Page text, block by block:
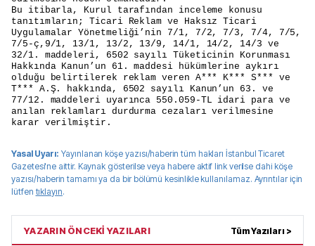
Bu itibarla, Kurul tarafından inceleme konusu
tanıtımların; Ticari Reklam ve Haksız Ticari
Uygulamalar Yönetmeliği’nin 7/1, 7/2, 7/3, 7/4, 7/5,
7/5-ç,9/1, 13/1, 13/2, 13/9, 14/1, 14/2, 14/3 ve
32/1. maddeleri, 6502 sayılı Tüketicinin Korunması
Hakkında Kanun’un 61. maddesi hükümlerine aykırı
olduğu belirtilerek reklam veren A*** K*** S*** ve
T*** A.Ş. hakkında, 6502 sayılı Kanun’un 63. ve
77/12. maddeleri uyarınca 550.059-TL idari para ve
anılan reklamları durdurma cezaları verilmesine
karar verilmiştir.
Yasal Uyarı: Yayınlanan köşe yazısı/haberin tüm haklarıİstanbul Ticaret
Gazetesi'ne aittir. Kaynak gösterilse veya habere aktif link verilse dahi köşe
yazısı/haberin tamamı ya da bir bölümü kesinlikle kullanılamaz. Ayrıntılar için
lütfen tıklayın.
YAZARIN ÖNCEKİ YAZILARI Tüm Yazıları >